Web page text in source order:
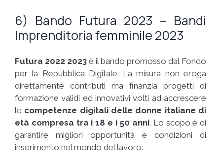
6) Bando Futura 2023 – Bandi
Imprenditoria femminile 2023
Futura 2022 2023 è il bando promosso dal Fondo
per la Repubblica Digitale. La misura non eroga
direttamente contributi ma finanzia progetti di
formazione validi ed innovativi volti ad accrescere
le competenze digitali delle donne italiane di
età compresa tra i 18 e i 50 anni. Lo scopo è di
garantire migliori opportunità e condizioni di
inserimento nel mondo del lavoro.